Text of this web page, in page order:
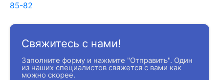
85-82
Свяжитесь с нами!
Заполните форму и нажмите "Отправить". Один
из наших специалистов свяжется с вами как
можно скорее.